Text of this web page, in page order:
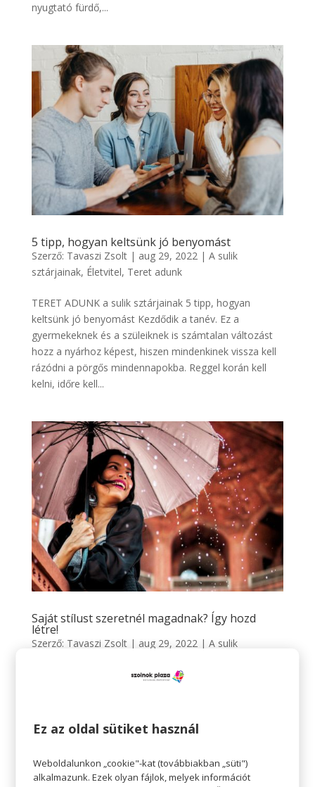
nyugtató fürdő,...
5 tipp, hogyan keltsünk jó benyomást
Szerző: Tavaszi Zsolt| aug 29, 2022 | A sulik
sztárjainak, Életvitel, Teret adunk
TERET ADUNK a sulik sztárjainak 5 tipp, hogyan
keltsünk jó benyomást Kezdődik a tanév. Ez a
gyermekeknek és a szüleiknek is számtalan változást
hozz a nyárhoz képest, hiszen mindenkinek vissza kell
rázódni a pörgős mindennapokba. Reggel korán kell
kelni, időre kell...
Saját stílust szeretnél magadnak? Így hozd
létre!
Szerző: Tavaszi Zsolt| aug 29, 2022 | A sulik
forma, és bár ez nem is mindig tudatosul bennünk
valamit a...
Ez az oldal sütiket használ
Weboldalunkon „cookie"-kat (továbbiakban „süti")
alkalmazunk. Ezek olyan fájlok, melyek információt